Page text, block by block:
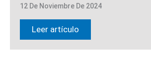
12 De Noviembre De 2024
Leer artículo